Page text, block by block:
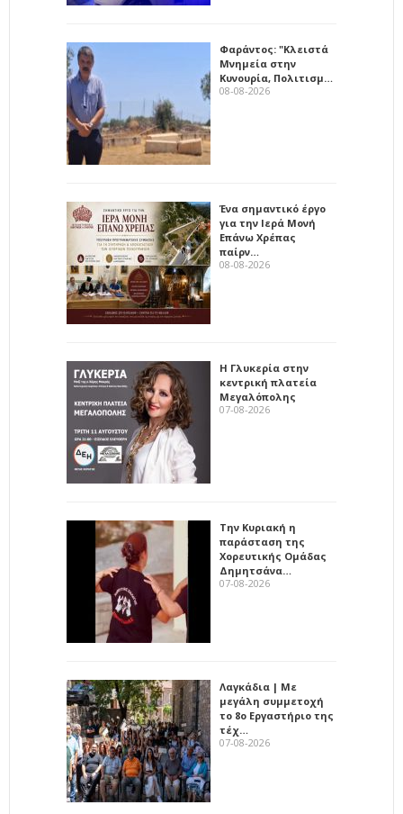
Φαράντος: "Κλειστά
Μνημεία στην
Κυνουρία, Πολιτισμ…
08-08-2026
Ένα σημαντικό έργο
για την Ιερά Μονή
Επάνω Χρέπας
παίρν…
08-08-2026
Η Γλυκερία στην
κεντρική πλατεία
Μεγαλόπολης
07-08-2026
Την Κυριακή η
παράσταση της
Χορευτικής Ομάδας
Δημητσάνα…
07-08-2026
Λαγκάδια | Με
μεγάλη συμμετοχή
το 8ο Εργαστήριο της
τέχ…
07-08-2026